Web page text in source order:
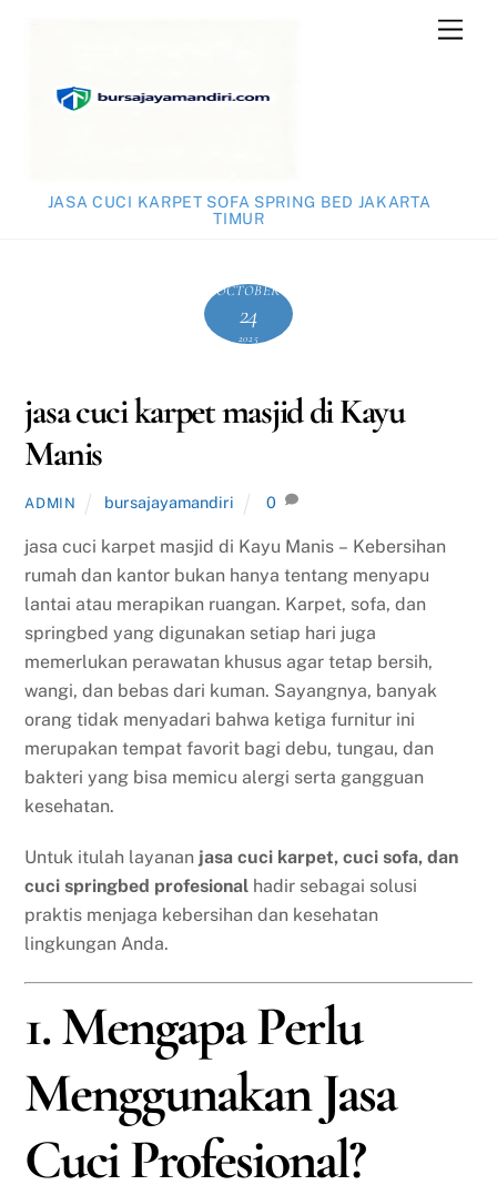
JASA CUCI KARPET SOFA SPRING BED JAKARTA
TIMUR
OCTOBER
24
2025
jasa cuci karpet masjid di Kayu
Manis
ADMIN bursajayamandiri 0
jasa cuci karpet masjid di Kayu Manis – Kebersihan
rumah dan kantor bukan hanya tentang menyapu
lantai atau merapikan ruangan. Karpet, sofa, dan
springbed yang digunakan setiap hari juga
memerlukan perawatan khusus agar tetap bersih,
wangi, dan bebas dari kuman. Sayangnya, banyak
orang tidak menyadari bahwa ketiga furnitur ini
merupakan tempat favorit bagi debu, tungau, dan
bakteri yang bisa memicu alergi serta gangguan
kesehatan.
Untuk itulah layanan jasa cuci karpet, cuci sofa, dan
cuci springbed profesional hadir sebagai solusi
praktis menjaga kebersihan dan kesehatan
lingkungan Anda.
1. Mengapa Perlu
Menggunakan Jasa
Cuci Profesional?